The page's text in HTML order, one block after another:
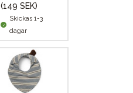
(149 SEK)
Skickas 1-3
dagar